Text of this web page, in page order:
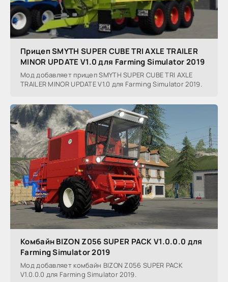
Прицеп SMYTH SUPER CUBE TRI AXLE TRAILER
MINOR UPDATE V1.0 для Farming Simulator 2019
Мод добавляет прицеп SMYTH SUPER CUBE TRI AXLE
TRAILER MINOR UPDATE V1.0 для Farming Simulator 2019.
Комбайн BIZON Z056 SUPER PACK V1.0.0.0 для
Farming Simulator 2019
Мод добавляет комбайн BIZON Z056 SUPER PACK
V1.0.0.0 для Farming Simulator 2019.